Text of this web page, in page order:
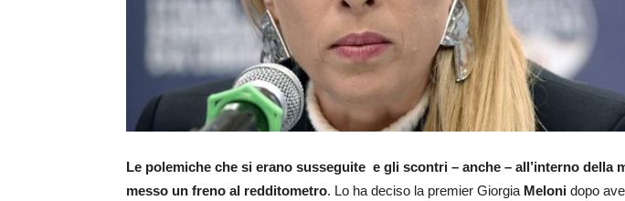
Le polemiche che si erano susseguite e gli scontri – anche – all’interno della
messo un freno al redditometro. Lo ha deciso la premier Giorgia Meloni dopo